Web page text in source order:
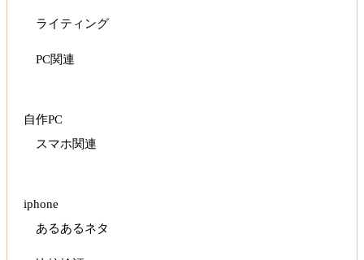
ライティング
PC関連
自作PC
スマホ関連
iphone
あるあるネタ